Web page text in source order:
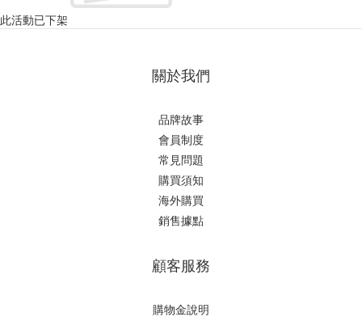
此活動已下架
關於我們
品牌故事
會員制度
常見問題
購買須知
海外購買
銷售據點
顧客服務
購物金說明